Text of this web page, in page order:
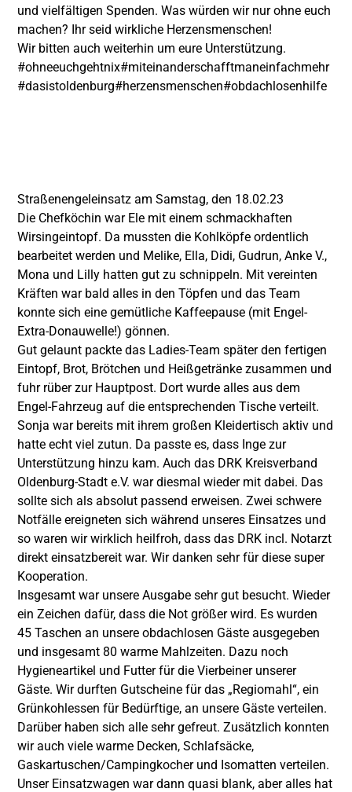
und vielfältigen Spenden. Was würden wir nur ohne euch
machen? Ihr seid wirkliche Herzensmenschen!
Wir bitten auch weiterhin um eure Unterstützung.
#ohneeuchgehtnix#miteinanderschafftmaneinfachmehr
#dasistoldenburg#herzensmenschen#obdachlosenhilfe
Straßenengeleinsatz am Samstag, den 18.02.23
Die Chefköchin war Ele mit einem schmackhaften
Wirsingeintopf. Da mussten die Kohlköpfe ordentlich
bearbeitet werden und Melike, Ella, Didi, Gudrun, Anke V.,
Mona und Lilly hatten gut zu schnippeln. Mit vereinten
Kräften war bald alles in den Töpfen und das Team
konnte sich eine gemütliche Kaffeepause (mit Engel-
Extra-Donauwelle!) gönnen.
Gut gelaunt packte das Ladies-Team später den fertigen
Eintopf, Brot, Brötchen und Heißgetränkezusammen und
fuhr rüber zur Hauptpost. Dort wurde alles aus dem
Engel-Fahrzeug auf die entsprechenden Tische verteilt.
Sonja war bereits mit ihrem großen Kleidertisch aktiv und
hatte echt viel zutun. Da passte es, dass Inge zur
Unterstützung hinzu kam. Auch das DRK Kreisverband
Oldenburg-Stadt e.V. war diesmal wieder mit dabei. Das
sollte sich als absolut passend erweisen. Zwei schwere
Notfälle ereigneten sich während unseres Einsatzes und
so waren wir wirklich heilfroh, dass das DRK incl. Notarzt
direkt einsatzbereit war. Wir danken sehr für diese super
Kooperation.
Insgesamt war unsere Ausgabe sehr gut besucht. Wieder
ein Zeichen dafür, dass die Not größer wird. Es wurden
45 Taschen an unsere obdachlosen Gäste ausgegeben
und insgesamt 80 warme Mahlzeiten. Dazu noch
Hygieneartikel und Futter für die Vierbeiner unserer
Gäste. Wir durften Gutscheine für das „Regiomahl“, ein
Grünkohlessen für Bedürftige, an unsere Gäste verteilen.
Darüber haben sich alle sehr gefreut. Zusätzlich konnten
wir auch viele warme Decken, Schlafsäcke,
Gaskartuschen/Campingkocher und Isomatten verteilen.
Unser Einsatzwagen war dann quasi blank, aber alles hat